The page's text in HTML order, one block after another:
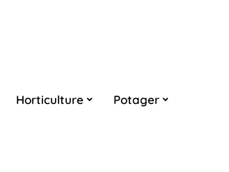
Horticulture Potager